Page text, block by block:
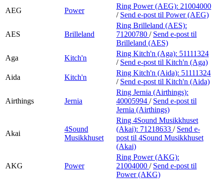
AEG
Power
Ring Power (AEG): 21004000
/ Send e-post til Power (AEG)
AES Brilleland
Ring Brilleland (AES):
71200780 / Send e-post til
Brilleland (AES)
Aga
Kitch'n
Ring Kitch'n (Aga): 51111324
/ Send e-post til Kitch'n (Aga)
Aida
Kitch'n
Ring Kitch'n (Aida): 51111324
/ Send e-post til Kitch'n (Aida)
Airthings Jernia
Ring Jernia (Airthings):
40005994 / Send e-post til
Jernia (Airthings)
Akai
4Sound
Musikkhuset
Ring 4Sound Musikkhuset
(Akai): 71218633 / Send e-
post til 4Sound Musikkhuset
(Akai)
AKG Power
Ring Power (AKG):
21004000 / Send e-post til
Power (AKG)